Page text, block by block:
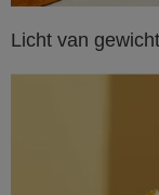
Licht van